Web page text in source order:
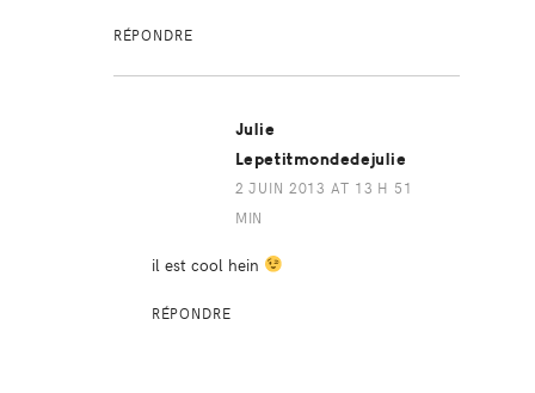
RÉPONDRE
Julie
Lepetitmondedejulie
2 JUIN 2013 AT 13 H 51
MIN
il est cool hein
RÉPONDRE